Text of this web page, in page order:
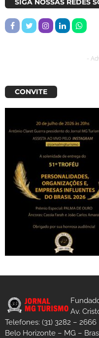
-
CONVITE
Av.
Telefones: (31) 3282 – 2666
Belo Horizonte – MG –